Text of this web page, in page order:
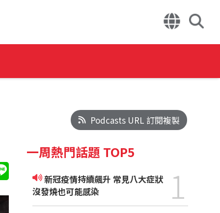
Podcasts URL 訂閱複製
一周熱門話題 TOP5
新冠疫情持續飆升 常見八大症狀
沒發燒也可能感染
1